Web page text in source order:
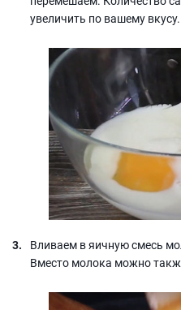
увеличить по вашему вкусу.
Вливаем в яичную смесь
Вместо молока можно